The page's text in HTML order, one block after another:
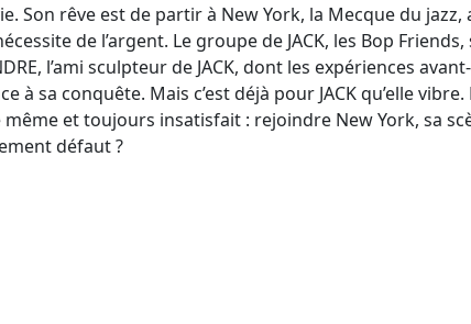
Son rêve est de partir à New York, la Mecque du
de l’argent. Le groupe de JACK, les Bop
l’ami sculpteur de JACK, dont les expériences
sa conquête. Mais c’est déjà pour JACK qu’elle vibre.
même et toujours insatisfait : rejoindre New York, sa
défaut ?